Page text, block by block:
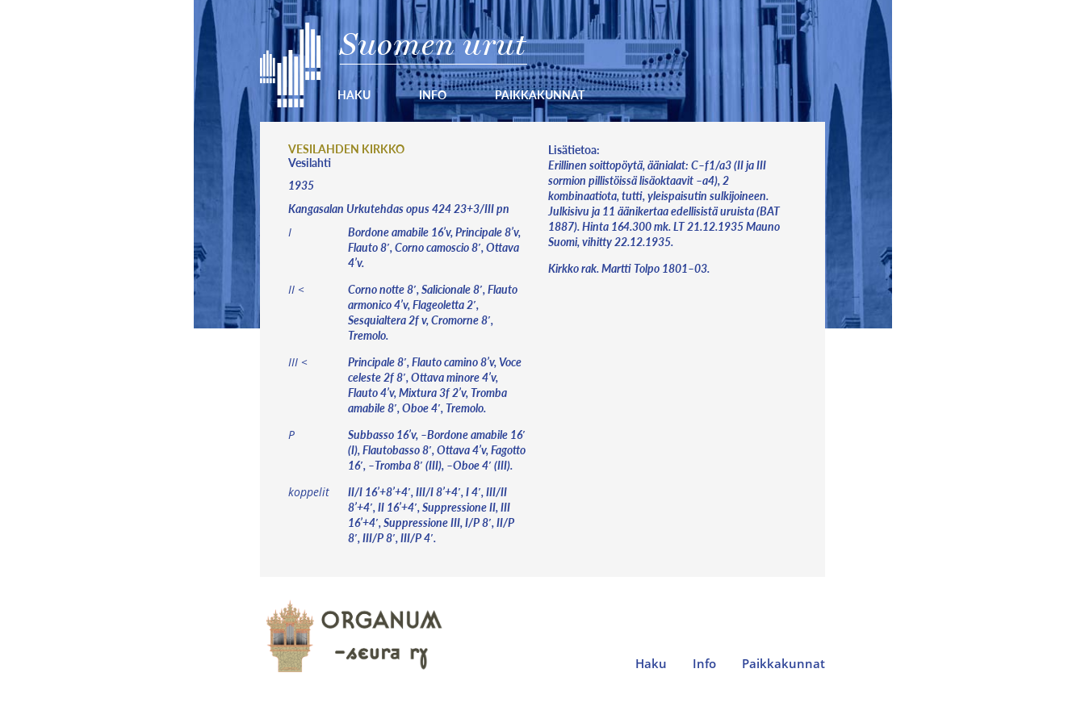
Suomen urut
HAKU INFO PAIKKAKUNNAT
VESILAHDEN KIRKKO
Vesilahti
1935
Kangasalan Urkutehdas opus 424 23+3/III pn
I
Bordone amabile 16’v, Principale 8’v,
Flauto 8′, Corno camoscio 8′, Ottava
4’v.
II <
Corno notte 8′, Salicionale 8′, Flauto
armonico 4’v, Flageoletta 2′,
Sesquialtera 2f v, Cromorne 8′,
Tremolo.
III <
Principale 8′, Flauto camino 8’v, Voce
celeste 2f 8′, Ottava minore 4’v,
Flauto 4’v, Mixtura 3f 2’v, Tromba
amabile 8′, Oboe 4′, Tremolo.
P
Subbasso 16’v, –Bordone amabile 16′
(I), Flautobasso 8′, Ottava 4’v, Fagotto
16′, –Tromba 8′ (III), –Oboe 4′ (III).
koppelit
II/I 16’+8’+4′, III/I 8’+4′, I 4′, III/II
8’+4′, II 16’+4′, Suppressione II, III
16’+4′, Suppressione III, I/P 8′, II/P
8′, III/P 8′, III/P 4′.
Lisätietoa:
Erillinen soittopöytä, äänialat: C–f1/a3 (II ja III
sormion pillistöissä lisäoktaavit –a4), 2
kombinaatiota, tutti, yleispaisutin sulkijoineen.
Julkisivu ja 11 äänikertaa edellisistä uruista (BAT
1887). Hinta 164.300 mk. LT 21.12.1935 Mauno
Suomi, vihitty 22.12.1935.
Kirkko rak. Martti Tolpo 1801–03.
Haku Info Paikkakunnat